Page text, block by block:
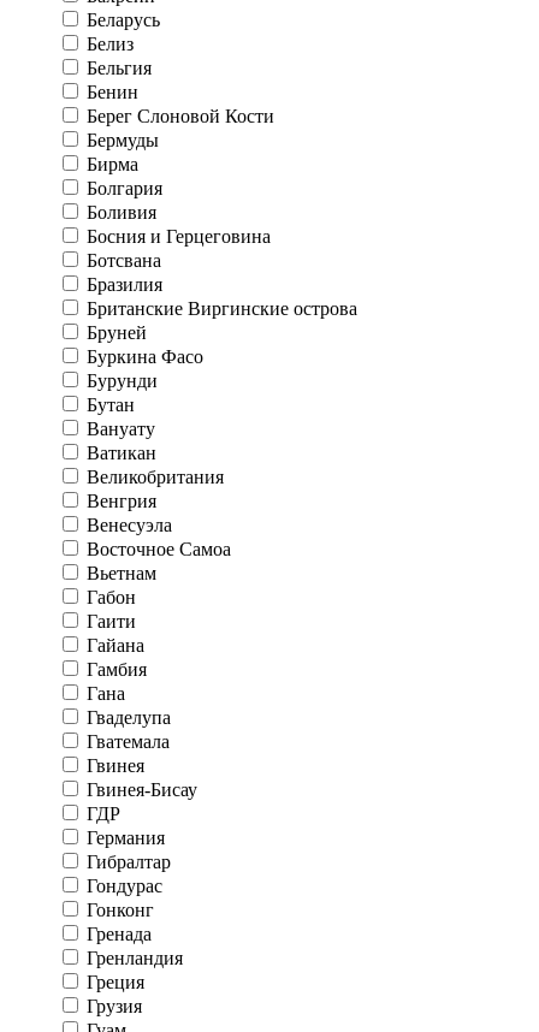
Беларусь
Белиз
Бельгия
Бенин
Берег Слоновой Кости
Бермуды
Бирма
Болгария
Боливия
Босния и Герцеговина
Ботсвана
Бразилия
Британские Виргинские острова
Бруней
Буркина Фасо
Бурунди
Бутан
Вануату
Ватикан
Великобритания
Венгрия
Венесуэла
Восточное Самоа
Вьетнам
Габон
Гаити
Гайана
Гамбия
Гана
Гваделупа
Гватемала
Гвинея
Гвинея-Бисау
ГДР
Германия
Гибралтар
Гондурас
Гонконг
Гренада
Гренландия
Греция
Грузия